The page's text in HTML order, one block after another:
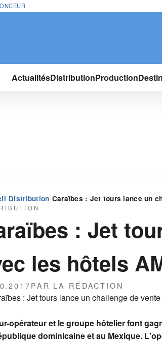
ActualitésDistributionProduction
›Distribution›Caraïbes : Jet tours lance un
: Jet
les hôtels
PAR LA RÉDACTION
opérateur et le groupe hôtelier font
dominicaine et au Mexique.